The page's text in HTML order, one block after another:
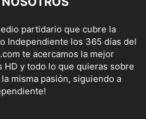
partidario que cubre la
Independiente los 365 días del
te acercamos la mejor
y todo lo que quieras sobre
misma pasión, siguiendo a